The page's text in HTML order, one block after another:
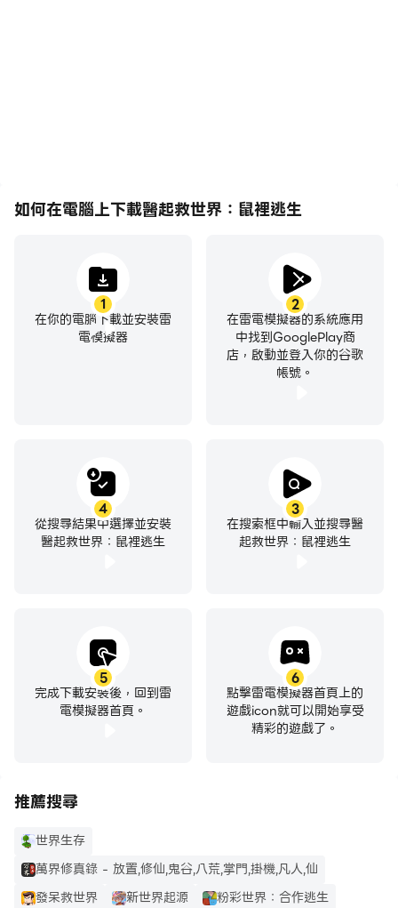
如何在電腦上下載醫起救世界：鼠裡逃生
1
在你的電腦下載並安裝雷
電模擬器
2
在雷電模擬器的系統應用
中找到GooglePlay商
店，啟動並登入你的谷歌
帳號。
3
在搜索框中輸入並搜尋醫
起救世界：鼠裡逃生
4
從搜尋結果中選擇並安裝
醫起救世界：鼠裡逃生
5
完成下載安裝後，回到雷
電模擬器首頁。
6
點擊雷電模擬器首頁上的
遊戲icon就可以開始享受
精彩的遊戲了。
推薦搜尋
世界生存
萬界修真錄 - 放置,修仙,鬼谷,八荒,掌門,掛機,凡人,仙
發呆救世界
新世界起源
粉彩世界：合作逃生